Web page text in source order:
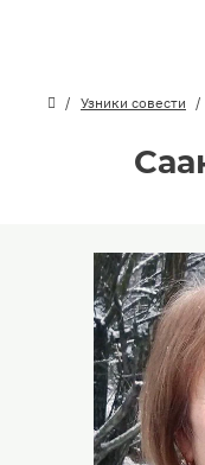
Узники совести